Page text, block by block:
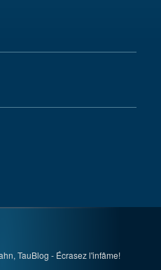
TauBlog - Écrasez l'infâme!